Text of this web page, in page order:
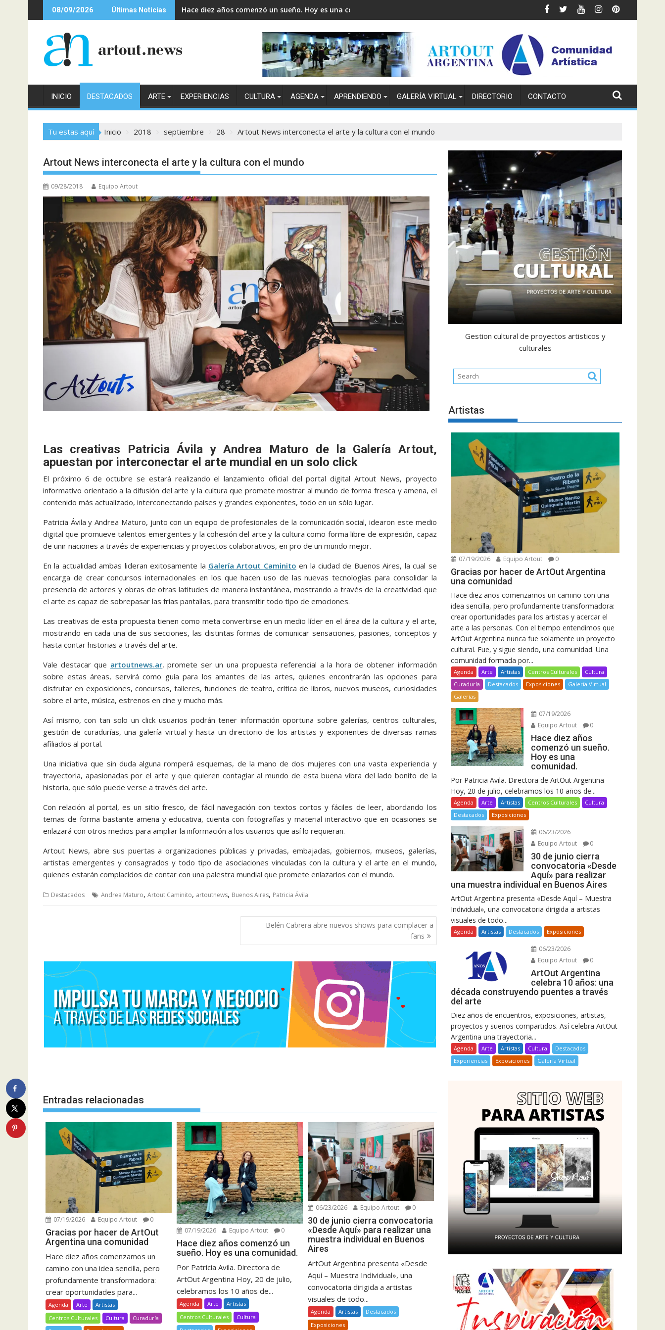
al
08/09/2026 Últimas Noticias Hace diez años comenzó un sueño. Hoy es una comunidad.
INICIO DESTACADOS ARTE EXPERIENCIAS CULTURA AGENDA APRENDIENDO GALERÍA VIRTUAL DIRECTORIO CONTACTO
Tu estas aquí Inicio 2018 septiembre 28 Artout News interconecta el arte y la cultura con el mundo
Artout News interconecta el arte y la cultura con el mundo
09/28/2018 Equipo Artout
Las creativas Patricia Ávila y Andrea Maturo de la Galería Artout,
apuestan por interconectar el arte mundial en un solo click
El próximo 6 de octubre se estará realizando el lanzamiento oficial del portal digital Artout News, proyecto
informativo orientado a la difusión del arte y la cultura que promete mostrar al mundo de forma fresca y amena, el
contenido más actualizado, interconectando países y grandes exponentes, todo en un sólo lugar.
Patricia Ávila y Andrea Maturo, junto con un equipo de profesionales de la comunicación social, idearon este medio
digital que promueve talentos emergentes y la cohesión del arte y la cultura como forma libre de expresión, capaz
de unir naciones a través de experiencias y proyectos colaborativos, en pro de un mundo mejor.
En la actualidad ambas lideran exitosamente la Galería Artout Caminito en la ciudad de Buenos Aires, la cual se
encarga de crear concursos internacionales en los que hacen uso de las nuevas tecnologías para consolidar la
presencia de actores y obras de otras latitudes de manera instantánea, mostrando a través de la creatividad que
el arte es capaz de sobrepasar las frías pantallas, para transmitir todo tipo de emociones.
Las creativas de esta propuesta tienen como meta convertirse en un medio líder en el área de la cultura y el arte,
mostrando en cada una de sus secciones, las distintas formas de comunicar sensaciones, pasiones, conceptos y
hasta contar historias a través del arte.
Vale destacar que artoutnews.ar, promete ser un una propuesta referencial a la hora de obtener información
sobre estas áreas, servirá como guía para los amantes de las artes, quienes encontrarán las opciones para
disfrutar en exposiciones, concursos, talleres, funciones de teatro, crítica de libros, nuevos museos, curiosidades
sobre el arte, música, estrenos en cine y mucho más.
Así mismo, con tan solo un click usuarios podrán tener información oportuna sobre galerías, centros culturales,
gestión de curadurías, una galería virtual y hasta un directorio de los artistas y exponentes de diversas ramas
afiliados al portal.
Una iniciativa que sin duda alguna romperá esquemas, de la mano de dos mujeres con una vasta experiencia y
trayectoria, apasionadas por el arte y que quieren contagiar al mundo de esta buena vibra del lado bonito de la
historia, que sólo puede verse a través del arte.
Con relación al portal, es un sitio fresco, de fácil navegación con textos cortos y fáciles de leer, abordando los
temas de forma bastante amena y educativa, cuenta con fotografías y material interactivo que en ocasiones se
enlazará con otros medios para ampliar la información a los usuarios que así lo requieran.
Artout News, abre sus puertas a organizaciones públicas y privadas, embajadas, gobiernos, museos, galerías,
artistas emergentes y consagrados y todo tipo de asociaciones vinculadas con la cultura y el arte en el mundo,
quienes estarán complacidos de contar con una palestra mundial que promete enlazarlos con el mundo.
Destacados Andrea Maturo, Artout Caminito, artoutnews, Buenos Aires, Patricia Ávila
Belén Cabrera abre nuevos shows para complacer a
fans
Entradas relacionadas
07/19/2026 Equipo Artout 0
Gracias por hacer de ArtOut
Argentina una comunidad
Hace diez años comenzamos un
camino con una idea sencilla, pero
profundamente transformadora:
crear oportunidades para...
Agenda Arte
Artistas
Centros Culturales
Cultura
Curaduría
07/19/2026 Equipo Artout 0
Hace diez años comenzó un
sueño. Hoy es una comunidad.
Por Patricia Avila. Directora de
ArtOut Argentina Hoy, 20 de julio,
celebramos los 10 años de...
Agenda Arte
Artistas
Centros Culturales
Cultura
06/23/2026 Equipo Artout 0
30 de junio cierra convocatoria
«Desde Aquí» para realizar una
muestra individual en Buenos
Aires
ArtOut Argentina presenta «Desde
Aquí – Muestra Individual», una
convocatoria dirigida a artistas
visuales de todo...
Agenda Artistas
Destacados
Exposiciones
Gestion cultural de proyectos artisticos y
culturales
Artistas
07/19/2026 Equipo Artout 0
Gracias por hacer de ArtOut Argentina
una comunidad
Hace diez años comenzamos un camino con una
idea sencilla, pero profundamente transformadora:
crear oportunidades para los artistas y acercar el
arte a las personas. Con el tiempo entendimos que
ArtOut Argentina nunca fue solamente un proyecto
cultural. Fue, y sigue siendo, una comunidad. Una
comunidad formada por...
Agenda Arte Artistas Centros Culturales
Cultura
Curaduría
Destacados Exposiciones
Galería Virtual
Galerías
07/19/2026
Equipo Artout
0
Hace diez años
comenzó un sueño.
Hoy es una
comunidad.
Por Patricia Avila. Directora de ArtOut Argentina
Hoy, 20 de julio, celebramos los 10 años de...
Agenda Arte Artistas Centros Culturales
Cultura
Destacados
Exposiciones
06/23/2026
Equipo Artout
0
30 de junio cierra
convocatoria «Desde
Aquí» para realizar
una muestra individual en Buenos Aires
ArtOut Argentina presenta «Desde Aquí – Muestra
Individual», una convocatoria dirigida a artistas
visuales de todo...
Agenda Artistas Destacados Exposiciones
06/23/2026
Equipo Artout
0
ArtOut Argentina
celebra 10 años: una
década construyendo puentes a través
del arte
Diez años de encuentros, exposiciones, artistas,
proyectos y sueños compartidos. Así celebra ArtOut
Argentina una trayectoria...
Agenda Arte Artistas Cultura
Destacados
Experiencias
Exposiciones Galería Virtual